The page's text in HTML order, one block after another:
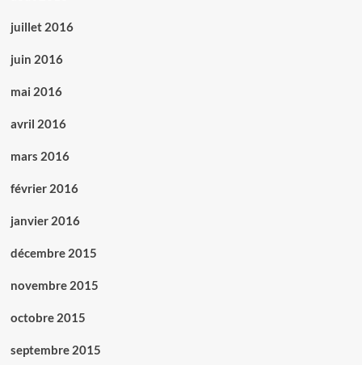
juillet 2016
juin 2016
mai 2016
avril 2016
mars 2016
février 2016
janvier 2016
décembre 2015
novembre 2015
octobre 2015
septembre 2015